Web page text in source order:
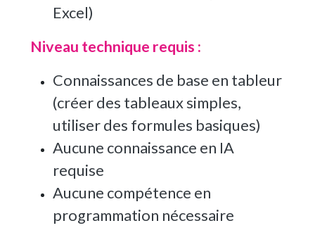
Excel)
Niveau technique requis :
Connaissances de base en tableur
(créer des tableaux simples,
utiliser des formules basiques)
Aucune connaissance en IA
requise
Aucune compétence en
programmation nécessaire